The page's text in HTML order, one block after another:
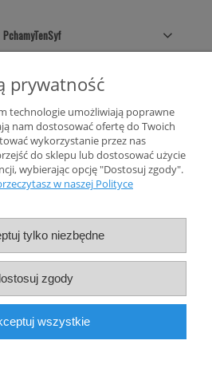
PchamyTenSyf
Sklepowe pólki
Twoje konto
Informacje
YOUTUBE
prywatność
technologie umożliwiają poprawne
nam dostosować ofertę do Twoich
wykorzystanie przez nas
do sklepu lub dostosować użycie
wybierając opcję "Dostosuj zgody".
w naszej Polityce
tylko niezbędne
zgody
wszystkie